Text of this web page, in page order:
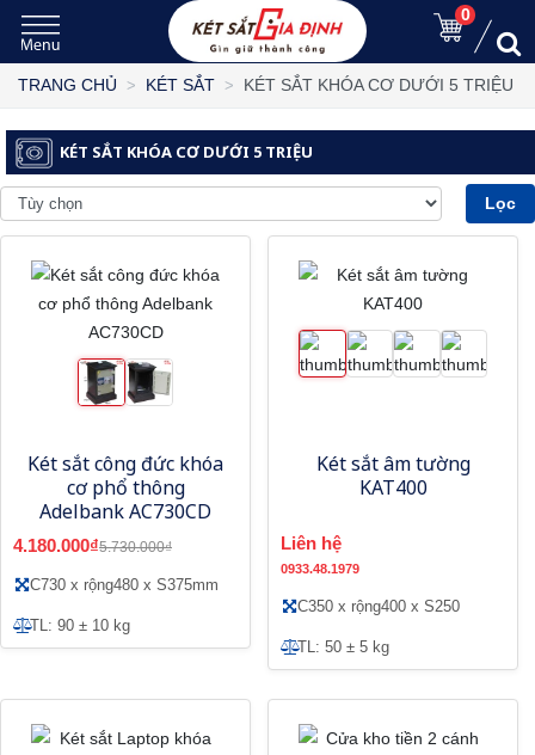
0
TRANG CHỦ KÉT SẮT KÉT SẮT KHÓA CƠ DƯỚI 5 TRIỆU
KÉT SẮT KHÓA CƠ DƯỚI 5 TRIỆU
Lọc
Két sắt công đức khóa
cơ phổ thông
Adelbank AC730CD
4.180.000₫5.730.000₫
C730 x rộng480 x S375mm
TL: 90 ± 10 kg
Két sắt âm tường
KAT400
Liên hệ
0933.48.1979
C350 x rộng400 x S250
TL: 50 ± 5 kg